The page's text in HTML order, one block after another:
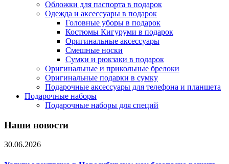
Обложки для паспорта в подарок
Одежда и аксессуары в подарок
Головные уборы в подарок
Костюмы Кигуруми в подарок
Оригинальные аксессуары
Смешные носки
Сумки и рюкзаки в подарок
Оригинальные и прикольные брелоки
Оригинальные подарки в сумку
Подарочные аксессуары для телефона и планшета
Подарочные наборы
Подарочные наборы для специй
Наши новости
30.06.2026